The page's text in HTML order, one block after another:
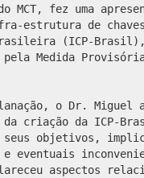
MCT, fez uma
estrutura de chaves
(ICP-Brasil),
Medida Provisória
o Dr. Miguel
da criação da ICP-
seus objetivos,
eventuais
aspectos